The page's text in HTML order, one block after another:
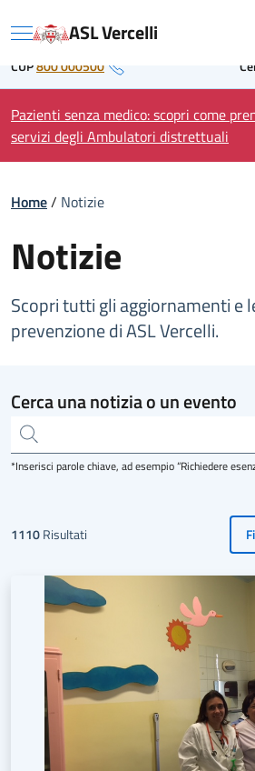
to Regione Piemonte
Menu ASL Vercelli
CUP800 000500
Pazienti senza medico: scopri come
servizi degli Ambulatori distrettuali
Home/ Notizie
Notizie
Scopri tutti gli aggiornamenti e
prevenzione di ASL Vercelli.
Cerca una notizia o un evento
*Inserisci parole chiave, ad esempio “Richiedere
1110Risultati